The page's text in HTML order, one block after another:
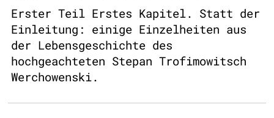
Erster Teil Erstes Kapitel. Statt der
Einleitung: einige Einzelheiten aus
der Lebensgeschichte des
hochgeachteten Stepan Trofimowitsch
Werchowenski.